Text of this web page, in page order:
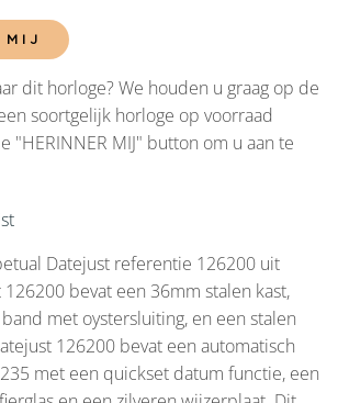
MIJ
dit horloge? We houden u graag op de
soortgelijk horloge op voorraad
"HERINNER MIJ" button om u aan te
Datejust referentie 126200 uit
bevat een 36mm stalen kast,
met oystersluiting, en een stalen
126200 bevat een automatisch
met een quickset datum functie, een